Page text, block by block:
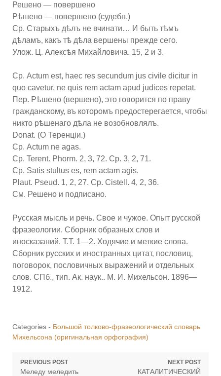
Решено — повершено
Рѣшено — повершено (судебн.)
Ср. Старыхъ дѣлъ не вчинати… И быть тѣмъ
дѣламъ, какъ тѣ дѣла вершены прежде сего.
Улож. Ц. Алексѣя Михайловича. 15, 2 и 3.
Ср. Actum est, haec res secundum jus civile dicitur in
quo cavetur, ne quis rem actam apud judices repetat.
Пер. Рѣшено (вершено), это говорится по праву
гражданскому, въ которомъ предостерегается, чтобы
никто рѣшенаго дѣла не возобновлялъ.
Donat. (О Теренціи.)
Ср. Actum ne agas.
Ср. Terent. Phorm. 2, 3, 72. Ср. 3, 2, 71.
Ср. Satis stultus es, rem actam agis.
Plaut. Pseud. 1, 2, 27. Ср. Cistell. 4, 2, 36.
См. Решено и подписано.
Русская мысль и речь. Свое и чужое. Опыт русской
фразеологии. Сборник образных слов и
иносказаний. Т.Т. 1—2. Ходячие и меткие слова.
Сборник русских и иностранных цитат, пословиц,
поговорок, пословичных выражений и отдельных
слов. СПб., тип. Ак. наук.. М. И. Михельсон. 1896—
1912.
Categories - Большой толково-фразеологический словарь
Михельсона (оригинальная орфография)
Навигация
PREVIOUS POST
Previous
Меледу меледить
NEXT POST
Next
КАТАЛИТИЧЕСКИЙ